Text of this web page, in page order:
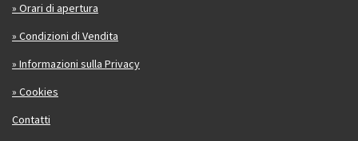
» Orari di apertura
» Condizioni di Vendita
» Informazioni sulla Privacy
» Cookies
Contatti